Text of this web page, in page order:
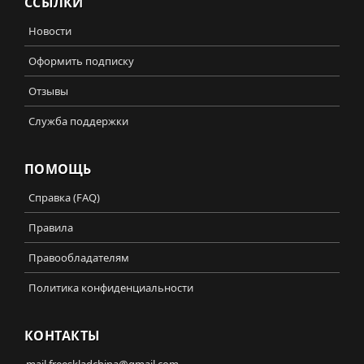
Новости
Оформить подписку
Отзывы
Служба поддержки
ПОМОЩЬ
Справка (FAQ)
Правила
Правообладателям
Политика конфиденциальности
КОНТАКТЫ